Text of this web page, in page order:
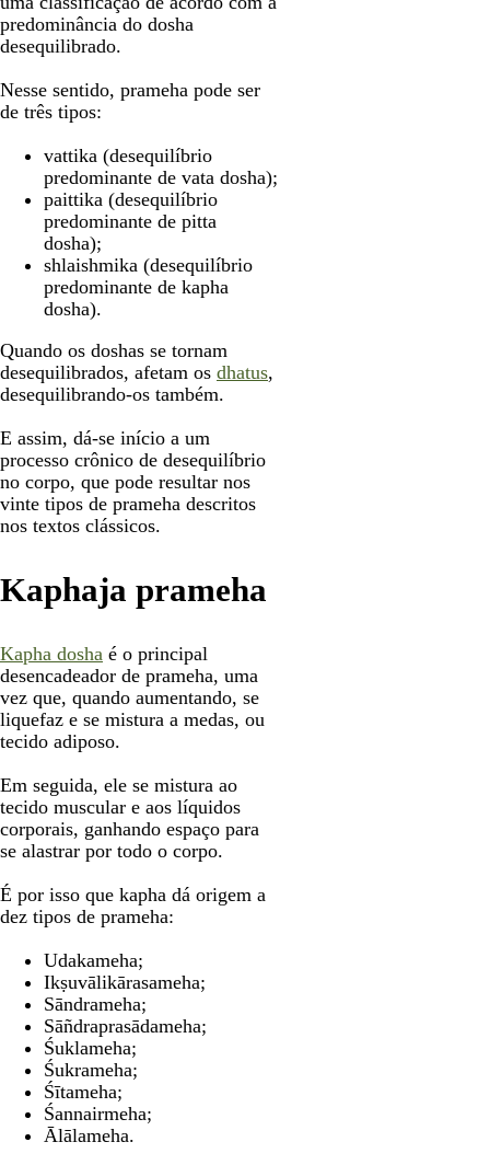
predominância do dosha
desequilibrado.
Nesse sentido, prameha pode ser
de três tipos:
vattika (desequilíbrio
predominante de vata dosha);
paittika (desequilíbrio
predominante de pitta
dosha);
shlaishmika (desequilíbrio
predominante de kapha
dosha).
Quando os doshas se tornam
desequilibrados, afetam os dhatus,
desequilibrando-os também.
E assim, dá-se início a um
processo crônico de desequilíbrio
no corpo, que pode resultar nos
vinte tipos de prameha descritos
nos textos clássicos.
Kaphaja prameha
Kapha dosha é o principal
desencadeador de prameha, uma
vez que, quando aumentando, se
liquefaz e se mistura a medas, ou
tecido adiposo.
Em seguida, ele se mistura ao
tecido muscular e aos líquidos
corporais, ganhando espaço para
se alastrar por todo o corpo.
É por isso que kapha dá origem a
dez tipos de prameha:
Udakameha;
Ikṣuvālikārasameha;
Sāndrameha;
Sāñdraprasādameha;
Śuklameha;
Śukrameha;
Śītameha;
Śannairmeha;
Ālālameha.